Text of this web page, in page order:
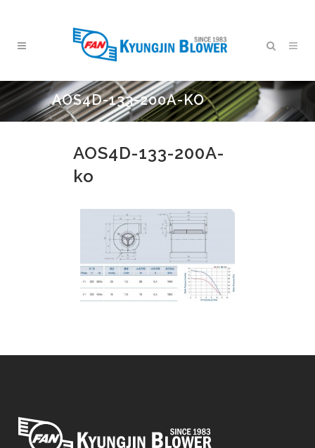
AOS4D-133-200A-KO
AOS4D-133-200A-
ko